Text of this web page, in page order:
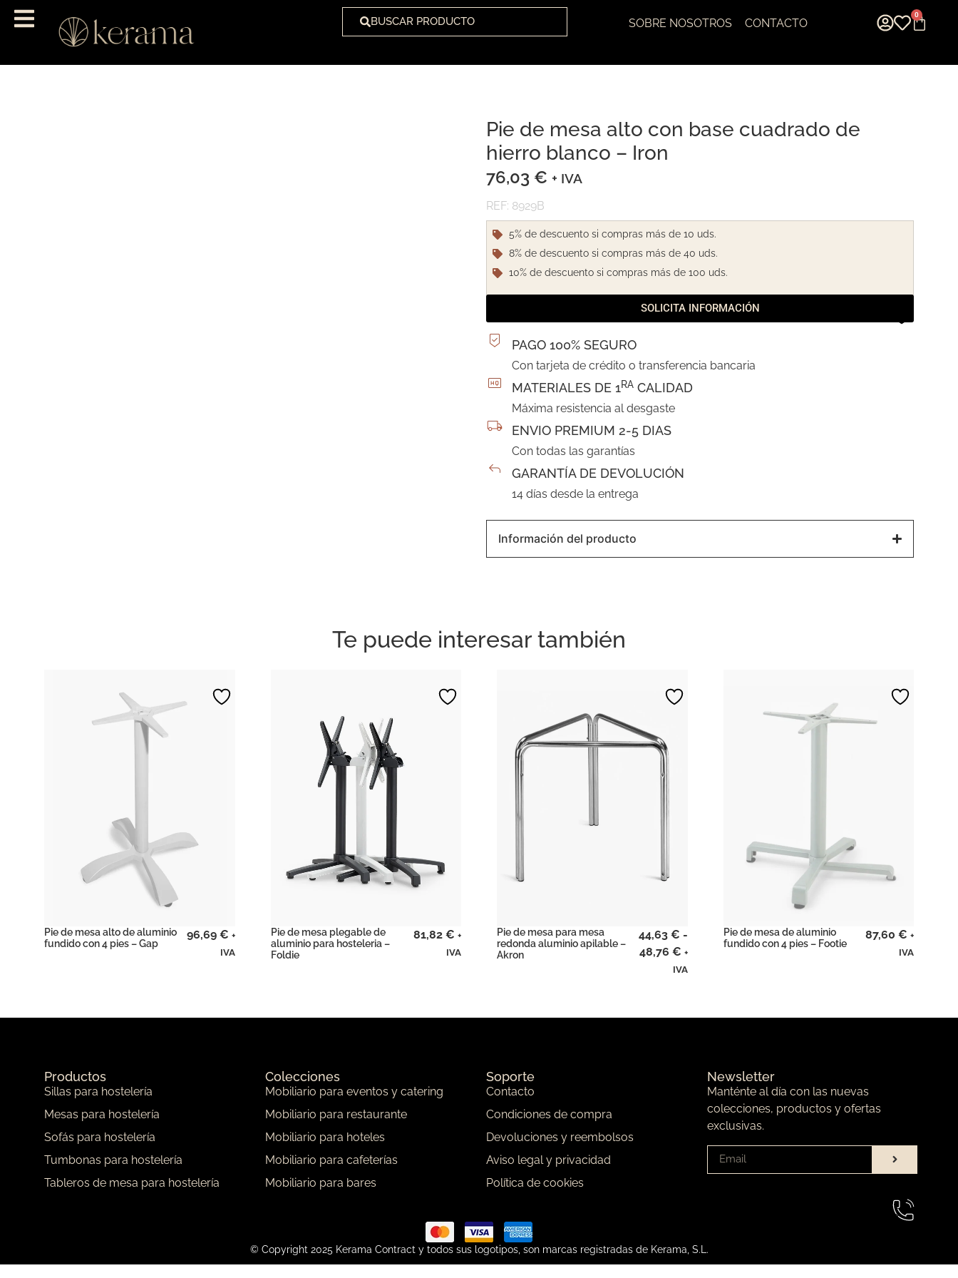
BUSCAR PRODUCTO SOBRE NOSOTROS CONTACTO
0
Pie de mesa alto con base cuadrado de
hierro blanco – Iron
76,03 € + IVA
REF: 8929B
5% de descuento si compras más de 10 uds.
8% de descuento si compras más de 40 uds.
10% de descuento si compras más de 100 uds.
SOLICITA INFORMACIÓN
PAGO 100% SEGURO
Con tarjeta de crédito o transferencia bancaria
MATERIALES DE 1RA CALIDAD
Máxima resistencia al desgaste
ENVIO PREMIUM 2-5 DIAS
Con todas las garantías
GARANTÍA DE DEVOLUCIÓN
14 días desde la entrega
Información del producto
Te puede interesar también
Pie de mesa alto de aluminio
fundido con 4 pies – Gap
96,69 € +
IVA
Pie de mesa plegable de
aluminio para hosteleria –
Foldie
81,82 € +
IVA
Pie de mesa para mesa
redonda aluminio apilable –
Akron
44,63 € -
48,76 € +
IVA
Pie de mesa de aluminio
fundido con 4 pies – Footie
87,60 € +
IVA
Productos
Sillas para hostelería
Mesas para hostelería
Sofás para hostelería
Tumbonas para hostelería
Tableros de mesa para hostelería
Colecciones
Mobiliario para eventos y catering
Mobiliario para restaurante
Mobiliario para hoteles
Mobiliario para cafeterías
Mobiliario para bares
Soporte
Contacto
Condiciones de compra
Devoluciones y reembolsos
Aviso legal y privacidad
Política de cookies
Newsletter
Manténte al día con las nuevas
colecciones, productos y ofertas
exclusivas.
© Copyright 2025 Kerama Contract y todos sus logotipos, son marcas registradas de Kerama, S.L.